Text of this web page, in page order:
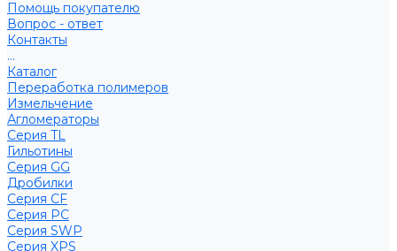
Помощь покупателю
Вопрос - ответ
Контакты
...
Каталог
Переработка полимеров
Измельчение
Агломераторы
Серия TL
Гильотины
Серия GG
Дробилки
Серия CF
Серия PC
Серия SWP
Серия XPS